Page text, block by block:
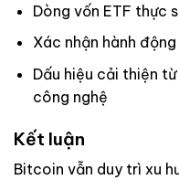
Dòng vốn ETF thực
Xác nhận hành
Dấu hiệu cải thiện
công nghệ
Kết luận
Bitcoin vẫn duy trì xu